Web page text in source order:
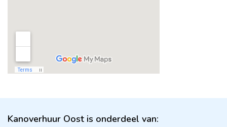
Kanoverhuur Oost is onderdeel van: